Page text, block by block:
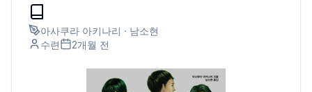
아사쿠라 아키나리 · 남소현
수련
2개월 전